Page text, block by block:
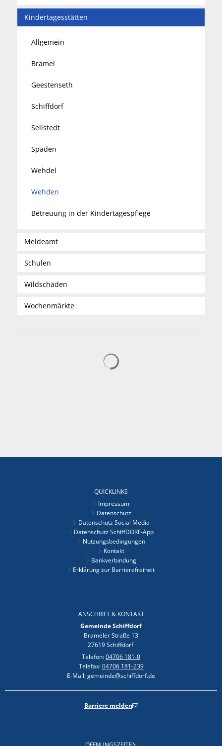
Kindertagesstätten
Allgemein
Bramel
Geestenseth
Schiffdorf
Sellstedt
Spaden
Wehdel
Wehden
Betreuung in der Kindertagespflege
Meldeamt
Schulen
Wildschäden
Wochenmärkte
QUICKLINKS
Impressum
Datenschutz
Datenschutz Social Media
Datenschutz SchiffDORF-App
Nutzungsbedingungen
Kontakt
Bankverbindung
Erklärung zur Barrierefreiheit
ANSCHRIFT & KONTAKT
Gemeinde Schiffdorf
Brameler Straße 13
27619 Schiffdorf
Telefon:04706 181-0
Telefax:04706 181-239
E-Mail: gemeinde@schiffdorf.de
Barriere melden